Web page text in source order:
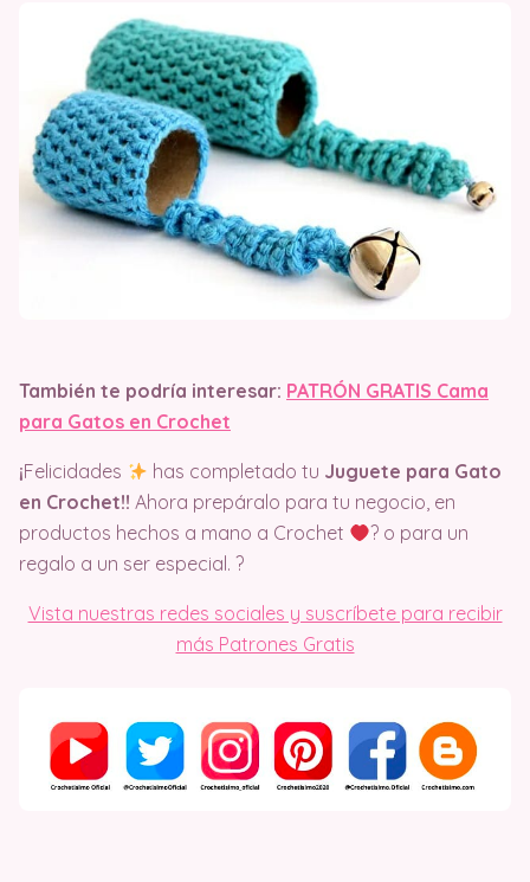
También te podría interesar: PATRÓN GRATIS Cama
para Gatos en Crochet
¡Felicidades has completado tu Juguete para Gato
en Crochet!! Ahora prepáralo para tu negocio, en
productos hechos a mano a Crochet
? o para un
regalo a un ser especial. ?
Vista nuestras redes sociales y suscríbete para recibir
más Patrones Gratis